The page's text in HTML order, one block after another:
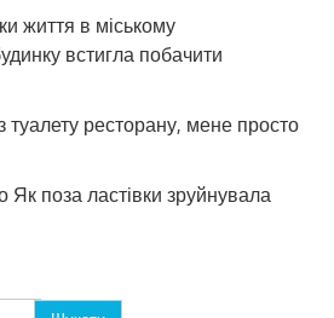
життя в міському
встигла побачити
туалету ресторану, мене просто
Як поза ластівки зруйнувала